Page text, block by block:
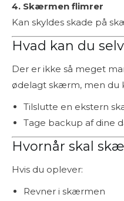
4. Skærmen flimrer
Kan skyldes skade på
Hvad kan du
Der er ikke så meget
ødelagt skærm, men du
Tilslutte en ekstern
Tage backup af dine
Hvornår skal
Hvis du oplever:
Revner i skærmen